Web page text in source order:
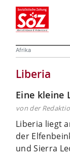
Afrika
Liberia
Eine kleine
von der
Liberia liegt
der
und Sierra